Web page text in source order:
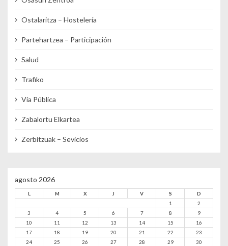
Ostalaritza – Hostelería
Partehartzea – Participación
Salud
Trafiko
Vía Pública
Zabalortu Elkartea
Zerbitzuak – Sevicios
agosto 2026
L M X J V S
D
1
2
3
4 5 6 7 8
9
10
11 12 13 14 15
16
17
18 19 20 21 22
23
24
25 26 27 28 29
30